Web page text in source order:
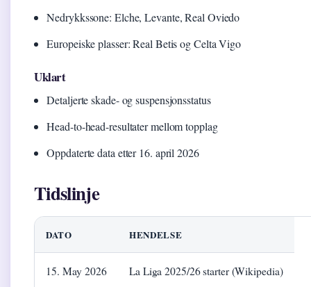
Nedrykkssone: Elche, Levante, Real Oviedo
Europeiske plasser: Real Betis og Celta Vigo
Uklart
Detaljerte skade- og suspensjonsstatus
Head-to-head-resultater mellom topplag
Oppdaterte data etter 16. april 2026
Tidslinje
DATO HENDELSE
15. May 2026 La Liga 2025/26 starter (Wikipedia)